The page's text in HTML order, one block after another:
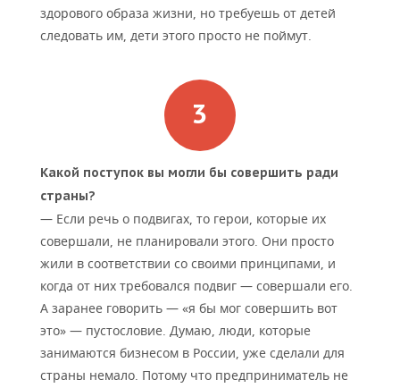
здорового образа жизни, но требуешь от детей
следовать им, дети этого просто не поймут.
Какой поступок вы могли бы совершить ради
страны?
— Если речь о подвигах, то герои, которые их
совершали, не планировали этого. Они просто
жили в соответствии со своими принципами, и
когда от них требовался подвиг — совершали его.
А заранее говорить — «я бы мог совершить вот
это» — пустословие. Думаю, люди, которые
занимаются бизнесом в России, уже сделали для
страны немало. Потому что предприниматель не